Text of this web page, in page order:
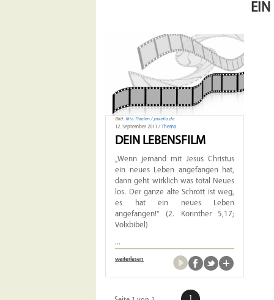
EIN
Bild: Rita Thielen / pixelio.de
12. September 2011 /
Thema
DEIN LEBENSFILM
„Wenn jemand mit Jesus Christus
ein neues Leben angefangen hat,
dann geht wirklich was total Neues
los. Der ganze alte Schrott ist weg,
es hat ein neues Leben
angefangen!“ (2. Korinther 5,17;
Volxbibel)
...
weiterlesen